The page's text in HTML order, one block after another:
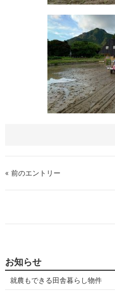
« 前のエントリー
お知らせ
就農もできる田舎暮らし物件